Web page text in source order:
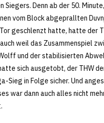
Siegers. Denn ab der 50.
vom Block abgeprallten
geschlenzt hatte, hatte der
weil das Zusammenspiel
und der stabilisierten
sich ausgetobt, der THW
Sieg in Folge sicher. Und
war dann auch alles nicht